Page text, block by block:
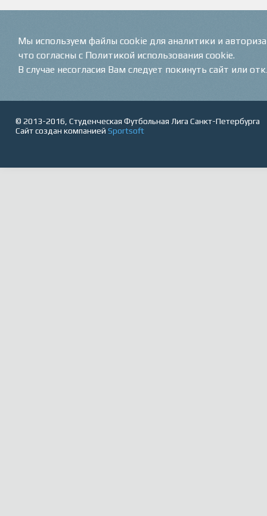
© 2013-2016, Студенческая Футбольная Лига Санкт-Петербурга
Сайт создан компанией Sportsoft
Мы используем файлы cookie для аналитики и
что согласны с Политикой использования cookie.
В случае несогласия Вам следует покинуть сайт или